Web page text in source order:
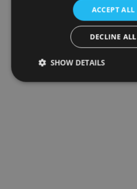
ACCEPT ALL
DECLINE ALL
SHOW DETAILS